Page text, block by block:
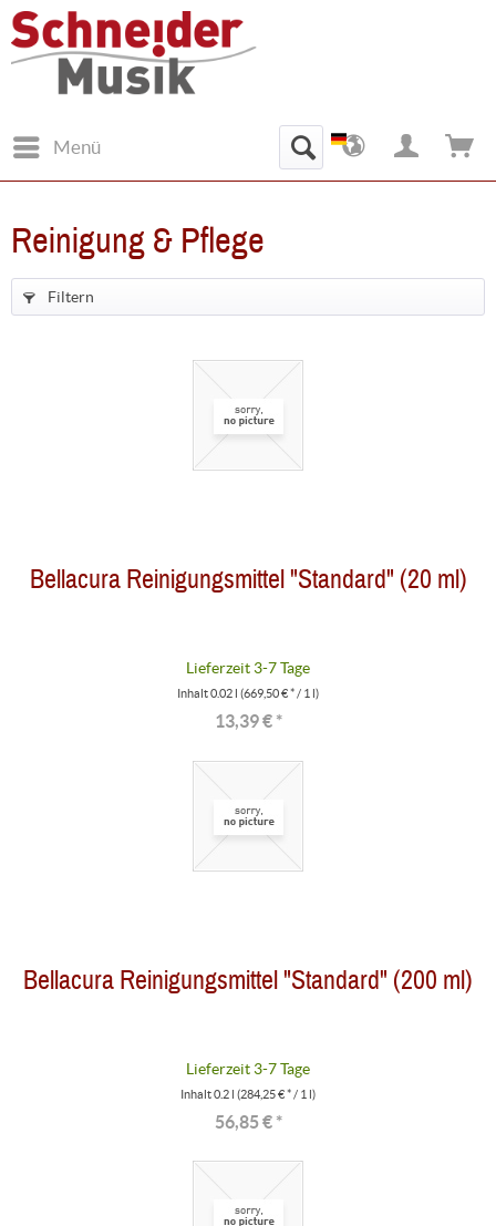
Menü
Reinigung & Pflege
Filtern
Bellacura Reinigungsmittel "Standard" (20 ml)
Lieferzeit 3-7 Tage
Inhalt0.02 l(669,50 € * / 1 l)
13,39 € *
Bellacura Reinigungsmittel "Standard" (200 ml)
Lieferzeit 3-7 Tage
Inhalt0.2 l(284,25 € * / 1 l)
56,85 € *